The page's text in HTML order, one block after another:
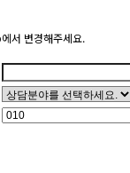
서 변경해주세요.